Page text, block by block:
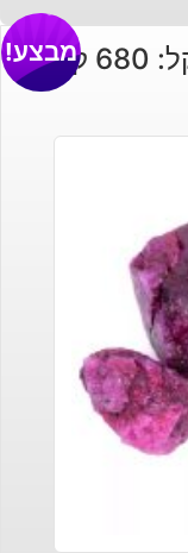
בריל אדום גלם לליטוש משקל: 680 קרט 5
מבצע!